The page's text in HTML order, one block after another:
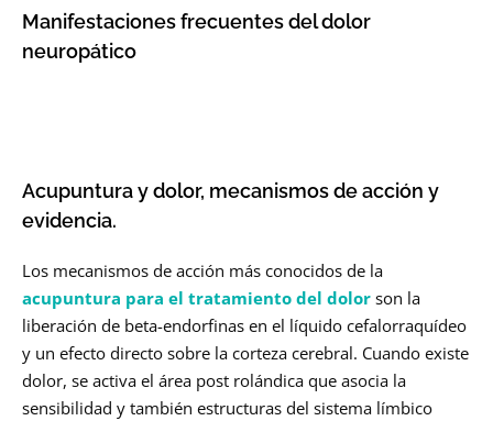
Manifestaciones frecuentes del dolor
neuropático
Acupuntura y dolor, mecanismos de acción y
evidencia.
Los mecanismos de acción más conocidos de la
acupuntura para el tratamiento del dolor son la
liberación de beta-endorfinas en el líquido cefalorraquídeo
y un efecto directo sobre la corteza cerebral. Cuando existe
dolor, se activa el área post rolándica que asocia la
sensibilidad y también estructuras del sistema límbico